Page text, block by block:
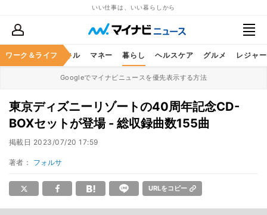
いい仕事は、いい暮らしから
ワーク＆ライフ
ア ビジネススキル マネー 暮らし ヘルスケア グルメ レジャー
Googleでマイナビニュースを優先表示する方法
東京ディズニーリゾートの40周年記念CD-
BOXセットが登場 - 総収録曲数155曲
掲載日 2023/07/20 17:59
著者： フォルサ
URLをコピー